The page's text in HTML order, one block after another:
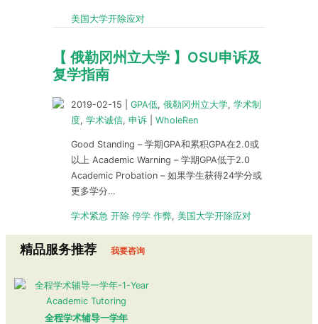
美国大学开除应对
【 俄勒冈州立大学 】OSU申诉及
复学指南
2019-02-15 GPA低, 俄勒冈州立大学, 学术制
度, 学术诚信, 申诉 WholeRen
Good Standing – 学期GPA和累积GPA在2.0或
以上 Academic Warning – 学期GPA低于2.0
Academic Probation – 如果学生获得24学分或
更多学分…
学术紧急 开除 停学 作弊, 美国大学开除应对
精品服务推荐 我要咨询
全程学术辅导一学年